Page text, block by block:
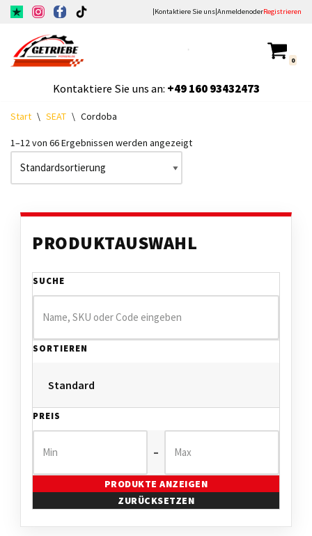
Inhalt
springen
|Kontaktiere Sie uns|AnmeldenoderRegistrieren
0
Kontaktiere Sie uns an: +49160 93432473
Start \ SEAT \ Cordoba
1–12 von 66 Ergebnissen werden angezeigt
PRODUKTAUSWAHL
SUCHE
SORTIEREN
PREIS
–
PRODUKTE ANZEIGEN
ZURÜCKSETZEN